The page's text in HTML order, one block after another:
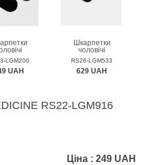
LGM200
UAH
Шкарпетки
чоловічі
MEDICINE
RS26-LGM533
629 UAH
RS22-LGM916
Ціна : 249 UAH